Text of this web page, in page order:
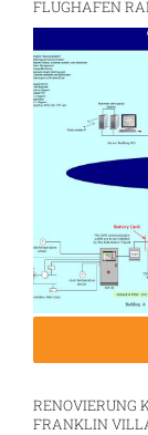
FLUGHAFEN
RENOVIERUNG
FRANKLIN